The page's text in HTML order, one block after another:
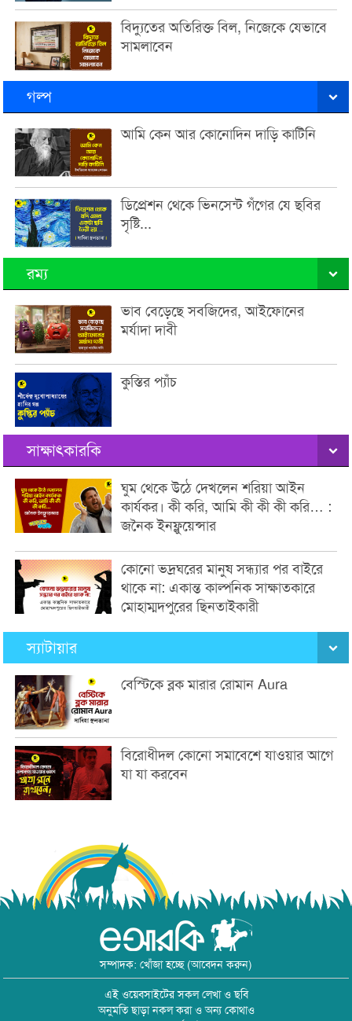
বিদ্যুতের অতিরিক্ত বিল, নিজেকে যেভাবে
সামলাবেন
গল্প
আমি কেন আর কোনোদিন দাড়ি কাটিনি
ডিপ্রেশন থেকে ভিনসেন্ট গঁগের যে ছবির
সৃষ্টি...
রম্য
ভাব বেড়েছে সবজিদের, আইফোনের
মর্যাদা দাবী
কুস্তির প্যাঁচ
সাক্ষাৎকারকি
ঘুম থেকে উঠে দেখলেন শরিয়া আইন
কার্যকর। কী করি, আমি কী কী কী করি… :
জনৈক ইনফ্লুয়েন্সার
কোনো ভদ্রঘরের মানুষ সন্ধ্যার পর বাইরে
থাকে না: একান্ত কাল্পনিক সাক্ষাতকারে
মোহাম্মদপুরের ছিনতাইকারী
স্যাটায়ার
বেস্টিকে ব্লক মারার রোমান Aura
বিরোধীদল কোনো সমাবেশে যাওয়ার আগে
যা যা করবেন
সম্পাদক: খোঁজা হচ্ছে (আবেদন করুন)
এই ওয়েবসাইটের সকল লেখা ও ছবি
অনুমতি ছাড়া নকল করা ও অন্য কোথাও